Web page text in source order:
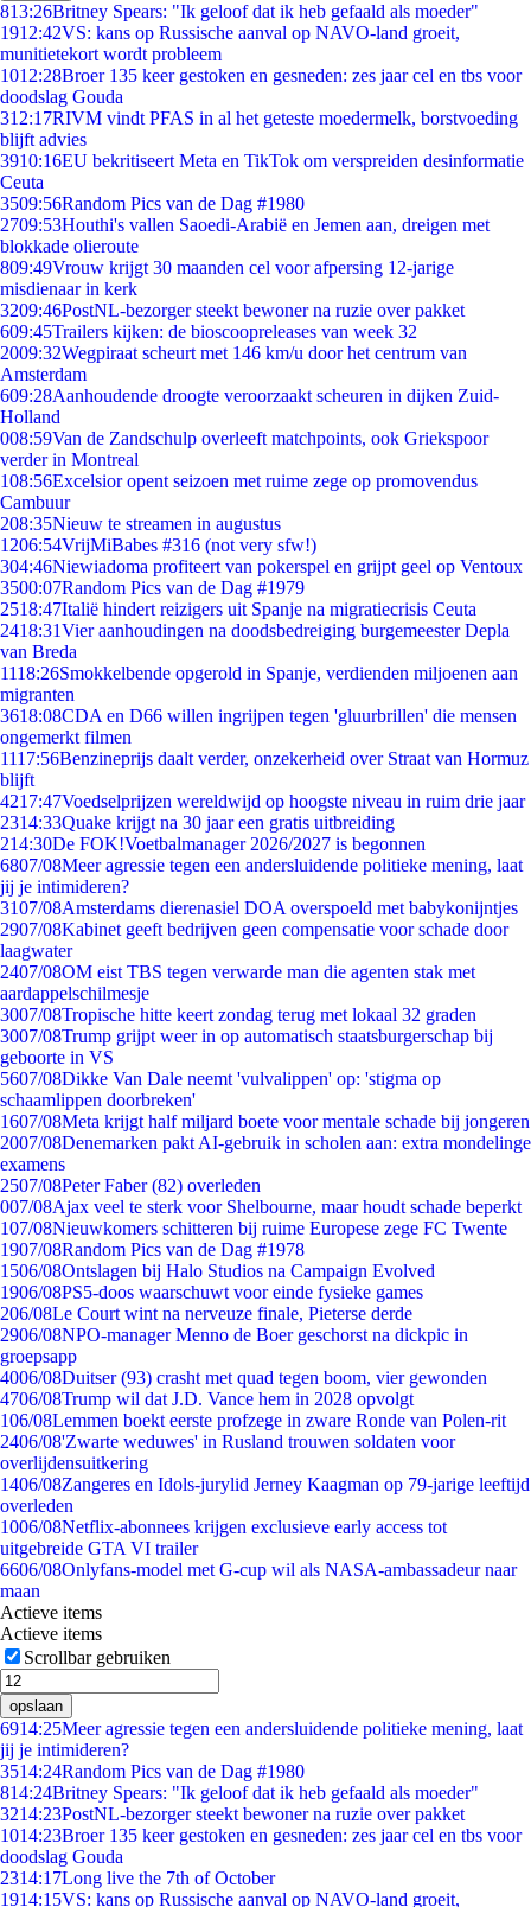
813:26Britney Spears: "Ik geloof dat ik heb gefaald als moeder"
1912:42VS: kans op Russische aanval op NAVO-land groeit,
munitietekort wordt probleem
1012:28Broer 135 keer gestoken en gesneden: zes jaar cel en tbs voor
doodslag Gouda
312:17RIVM vindt PFAS in al het geteste moedermelk, borstvoeding
blijft advies
3910:16EU bekritiseert Meta en TikTok om verspreiden desinformatie
Ceuta
3509:56Random Pics van de Dag #1980
2709:53Houthi's vallen Saoedi-Arabië en Jemen aan, dreigen met
blokkade olieroute
809:49Vrouw krijgt 30 maanden cel voor afpersing 12-jarige
misdienaar in kerk
3209:46PostNL-bezorger steekt bewoner na ruzie over pakket
609:45Trailers kijken: de bioscoopreleases van week 32
2009:32Wegpiraat scheurt met 146 km/u door het centrum van
Amsterdam
609:28Aanhoudende droogte veroorzaakt scheuren in dijken Zuid-
Holland
008:59Van de Zandschulp overleeft matchpoints, ook Griekspoor
verder in Montreal
108:56Excelsior opent seizoen met ruime zege op promovendus
Cambuur
208:35Nieuw te streamen in augustus
1206:54VrijMiBabes #316 (not very sfw!)
304:46Niewiadoma profiteert van pokerspel en grijpt geel op Ventoux
3500:07Random Pics van de Dag #1979
2518:47Italië hindert reizigers uit Spanje na migratiecrisis Ceuta
2418:31Vier aanhoudingen na doodsbedreiging burgemeester Depla
van Breda
1118:26Smokkelbende opgerold in Spanje, verdienden miljoenen aan
migranten
3618:08CDA en D66 willen ingrijpen tegen 'gluurbrillen' die mensen
ongemerkt filmen
1117:56Benzineprijs daalt verder, onzekerheid over Straat van Hormuz
blijft
4217:47Voedselprijzen wereldwijd op hoogste niveau in ruim drie jaar
2314:33Quake krijgt na 30 jaar een gratis uitbreiding
214:30De FOK!Voetbalmanager 2026/2027 is begonnen
6807/08Meer agressie tegen een andersluidende politieke mening, laat
jij je intimideren?
3107/08Amsterdams dierenasiel DOA overspoeld met babykonijntjes
2907/08Kabinet geeft bedrijven geen compensatie voor schade door
laagwater
2407/08OM eist TBS tegen verwarde man die agenten stak met
aardappelschilmesje
3007/08Tropische hitte keert zondag terug met lokaal 32 graden
3007/08Trump grijpt weer in op automatisch staatsburgerschap bij
geboorte in VS
5607/08Dikke Van Dale neemt 'vulvalippen' op: 'stigma op
schaamlippen doorbreken'
1607/08Meta krijgt half miljard boete voor mentale schade bij jongeren
2007/08Denemarken pakt AI-gebruik in scholen aan: extra mondelinge
examens
2507/08Peter Faber (82) overleden
007/08Ajax veel te sterk voor Shelbourne, maar houdt schade beperkt
107/08Nieuwkomers schitteren bij ruime Europese zege FC Twente
1907/08Random Pics van de Dag #1978
1506/08Ontslagen bij Halo Studios na Campaign Evolved
1906/08PS5-doos waarschuwt voor einde fysieke games
206/08Le Court wint na nerveuze finale, Pieterse derde
2906/08NPO-manager Menno de Boer geschorst na dickpic in
groepsapp
4006/08Duitser (93) crasht met quad tegen boom, vier gewonden
4706/08Trump wil dat J.D. Vance hem in 2028 opvolgt
106/08Lemmen boekt eerste profzege in zware Ronde van Polen-rit
2406/08'Zwarte weduwes' in Rusland trouwen soldaten voor
overlijdensuitkering
1406/08Zangeres en Idols-jurylid Jerney Kaagman op 79-jarige leeftijd
overleden
1006/08Netflix-abonnees krijgen exclusieve early access tot
uitgebreide GTA VI trailer
6606/08Onlyfans-model met G-cup wil als NASA-ambassadeur naar
maan
Actieve items
Actieve items
Scrollbar gebruiken
opslaan
6914:25Meer agressie tegen een andersluidende politieke mening, laat
jij je intimideren?
3514:24Random Pics van de Dag #1980
814:24Britney Spears: "Ik geloof dat ik heb gefaald als moeder"
3214:23PostNL-bezorger steekt bewoner na ruzie over pakket
1014:23Broer 135 keer gestoken en gesneden: zes jaar cel en tbs voor
doodslag Gouda
2314:17Long live the 7th of October
1914:15VS: kans op Russische aanval op NAVO-land groeit,